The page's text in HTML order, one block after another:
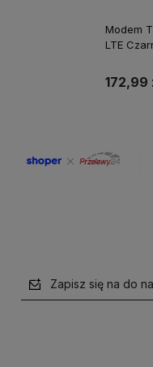
Modem
LTE
172,99
Zapisz się na do